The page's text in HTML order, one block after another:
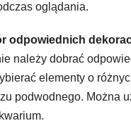
oglądania.
odpowiednich
należy dobrać
elementy o
podwodnego. Można